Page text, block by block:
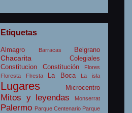
Etiquetas
Almagro Barracas Belgrano
Chacarita
Colegiales
Constitucion
Constitución
Flores
Floresta
Flresta La Boca La isla
Lugares Microcentro
Mitos y leyendas Monserrat
Palermo Parque Centenario Parque